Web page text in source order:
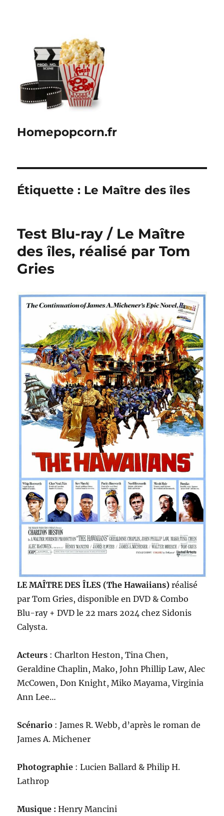
Homepopcorn.fr
Étiquette : Le Maître des îles
Test Blu-ray / Le Maître
des îles, réalisé par Tom
Gries
LE MAÎTRE DES ÎLES (The Hawaiians)réalisé
par Tom Gries, disponible en DVD & Combo
Blu-ray + DVD le 22 mars 2024 chez Sidonis
Calysta.
Acteurs : Charlton Heston, Tina Chen,
Geraldine Chaplin, Mako, John Phillip Law, Alec
McCowen, Don Knight, Miko Mayama, Virginia
Ann Lee…
Scénario : James R. Webb, d’après le roman de
James A. Michener
Photographie : Lucien Ballard & Philip H.
Lathrop
Musique : Henry Mancini